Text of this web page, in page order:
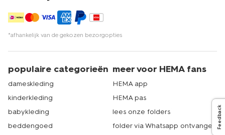
Feedback
*afhankelijk van de gekozen bezorgopties
populaire categorieën
dameskleding
kinderkleding
babykleding
beddengoed
meer voor HEMA fans
HEMA app
HEMA pas
lees onze folders
folder via Whatsapp ontvangen